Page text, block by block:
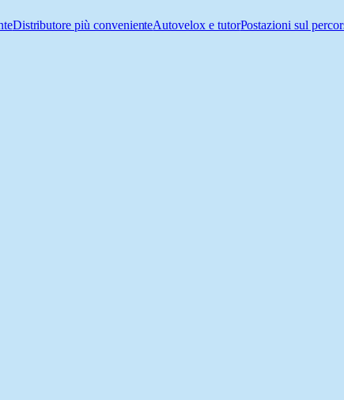
Distributore più convenienteAutovelox e tutorPostazioni sul